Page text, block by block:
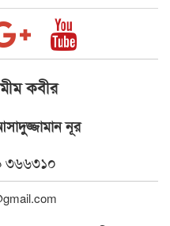
কবীর
নূর
৩৬৬৩১০